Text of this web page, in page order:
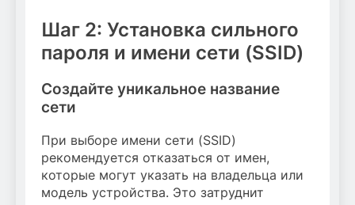
Шаг 2: Установка сильного
пароля и имени сети (SSID)
Создайте уникальное название
сети
При выборе имени сети (SSID)
рекомендуется отказаться от имен,
которые могут указать на владельца или
модель устройства. Это затруднит